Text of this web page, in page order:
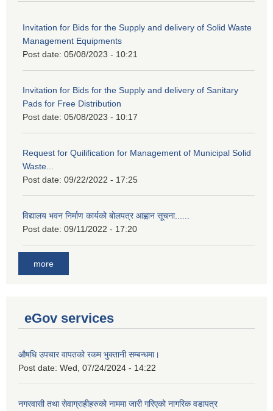
Invitation for Bids for the Supply and delivery of Solid Waste
Management Equipments
Post date: 05/08/2023 - 10:21
Invitation for Bids for the Supply and delivery of Sanitary
Pads for Free Distribution
Post date: 05/08/2023 - 10:17
Request for Quilification for Management of Municipal Solid
Waste...
Post date: 09/22/2022 - 17:25
विद्यालय भवन निर्माण कार्यको बोलपत्र आह्वान सूचना......
Post date: 09/11/2022 - 17:20
more
eGov services
औषधि उपचार वापतको रकम भुक्तानी सम्बन्धमा।
Post date: Wed, 07/24/2024 - 14:22
नगरवासी तथा सेवाग्राहीहरुको नाममा जारी गरिएको नागरिक वडापत्र